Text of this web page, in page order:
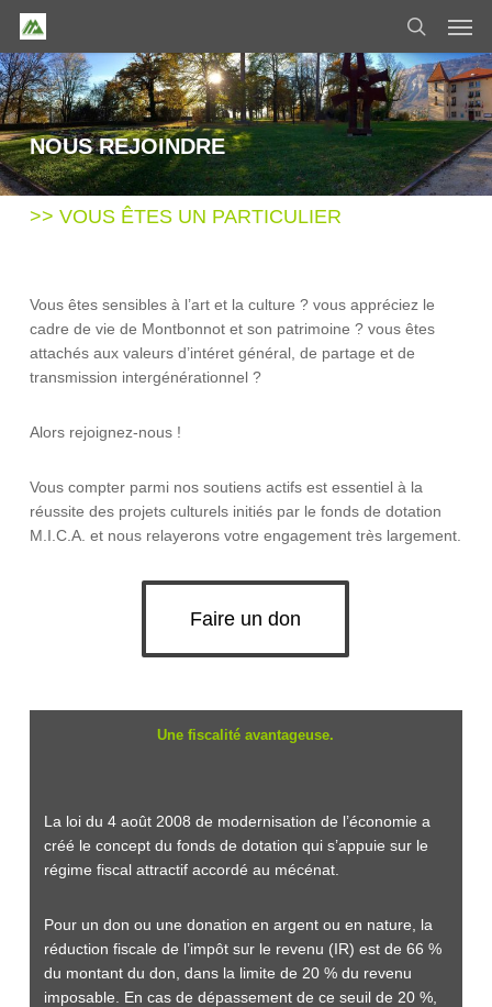
Skip
main
content
search
NOUS REJOINDRE
>> VOUS ÊTES UN PARTICULIER
Vous êtes sensibles à l’art et la culture ? vous appréciez le
cadre de vie de Montbonnot et son patrimoine ? vous êtes
attachés aux valeurs d’intéret général, de partage et de
transmission intergénérationnel ?
Alors rejoignez-nous !
Vous compter parmi nos soutiens actifs est essentiel à la
réussite des projets culturels initiés par le fonds de dotation
M.I.C.A. et nous relayerons votre engagement très largement.
Faire un don
Une fiscalité avantageuse.
La loi du 4 août 2008 de modernisation de l’économie a
créé le concept du fonds de dotation qui s’appuie sur le
régime fiscal attractif accordé au mécénat.
Pour un don ou une donation en argent ou en nature, la
réduction fiscale de l’impôt sur le revenu (IR) est de66 %
du montant du don, dans la limite de 20 % du revenu
imposable. En cas de dépassement de ce seuil de 20 %,